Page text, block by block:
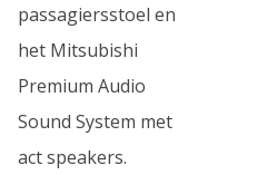
passagiersstoel en
het Mitsubishi
Premium Audio
Sound System met
act speakers.